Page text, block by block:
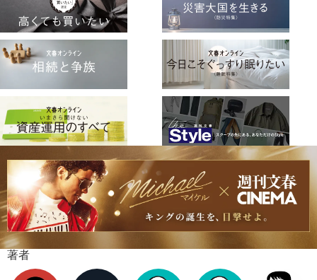
著者